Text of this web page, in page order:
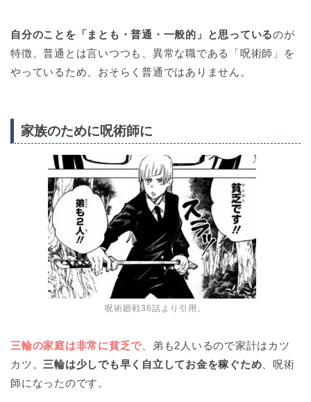
自分のことを「まとも・普通・一般的」と思っているのが
特徴。普通とは言いつつも、異常な職である「呪術師」を
やっているため、おそらく普通ではありません。
家族のために呪術師に
呪術廻戦36話より引用。
三輪の家庭は非常に貧乏で 、弟も2人いるので家計はカツ
カツ。 三輪は少しでも早く自立してお金を稼ぐため 、呪術
師になったのです。